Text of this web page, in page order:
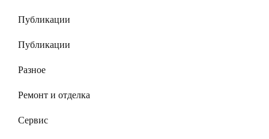
Публикации
Публикации
Разное
Ремонт и отделка
Сервис